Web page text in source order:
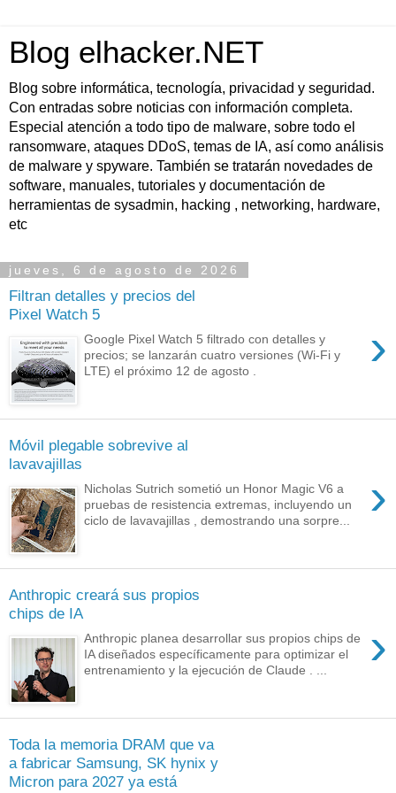
Blog elhacker.NET
Blog sobre informática, tecnología, privacidad y seguridad.
Con entradas sobre noticias con información completa.
Especial atención a todo tipo de malware, sobre todo el
ransomware, ataques DDoS, temas de IA, así como análisis
de malware y spyware. También se tratarán novedades de
software, manuales, tutoriales y documentación de
herramientas de sysadmin, hacking , networking, hardware,
etc
jueves, 6 de agosto de 2026
Filtran detalles y precios del
Pixel Watch 5
›
Google Pixel Watch 5 filtrado con detalles y
precios; se lanzarán cuatro versiones (Wi-Fi y
LTE) el próximo 12 de agosto .
Móvil plegable sobrevive al
lavavajillas
›
Nicholas Sutrich sometió un Honor Magic V6 a
pruebas de resistencia extremas, incluyendo un
ciclo de lavavajillas , demostrando una sorpre...
Anthropic creará sus propios
chips de IA
›
Anthropic planea desarrollar sus propios chips de
IA diseñados específicamente para optimizar el
entrenamiento y la ejecución de Claude . ...
Toda la memoria DRAM que va
a fabricar Samsung, SK hynix y
Micron para 2027 ya está